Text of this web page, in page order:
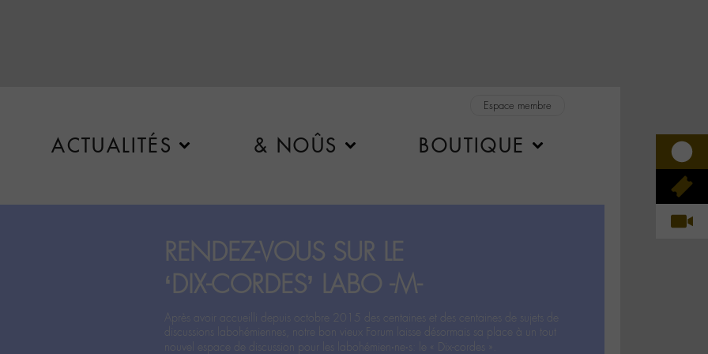
Espace membre
ACTUALITÉS & NOÛS BOUTIQUE
RENDEZ-VOUS SUR LE
‘DIX-CORDES’ LABO -M-
Après avoir accueilli depuis octobre 2015 des centaines et des centaines de sujets de
discussions labohémiennes, notre bon vieux Forum laisse désormais sa place à un tout
nouvel espace de discussion pour les labohémien‧ne‧s: le « Dix-cordes ».